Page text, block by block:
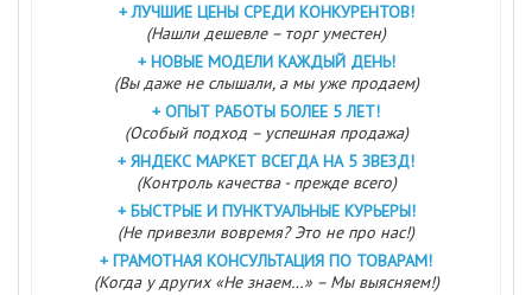
+ ЛУЧШИЕ ЦЕНЫ СРЕДИ КОНКУРЕНТОВ!
(Нашли дешевле – торг уместен)
+ НОВЫЕ МОДЕЛИ КАЖДЫЙ ДЕНЬ!
(Вы даже не слышали, а мы уже продаем)
+ ОПЫТ РАБОТЫ БОЛЕЕ 5 ЛЕТ!
(Особый подход – успешная продажа)
+ ЯНДЕКС МАРКЕТ ВСЕГДА НА 5 ЗВЕЗД!
(Контроль качества - прежде всего)
+ БЫСТРЫЕ И ПУНКТУАЛЬНЫЕ КУРЬЕРЫ!
(Не привезли вовремя? Это не про нас!)
+ ГРАМОТНАЯ КОНСУЛЬТАЦИЯ ПО ТОВАРАМ!
(Когда у других «Не знаем…» – Мы выясняем!)